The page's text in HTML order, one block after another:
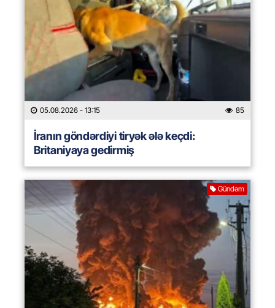
05.08.2026 - 13:15 85
İranın göndərdiyi tiryək ələ keçdi:
Britaniyaya gedirmiş
Gündəm